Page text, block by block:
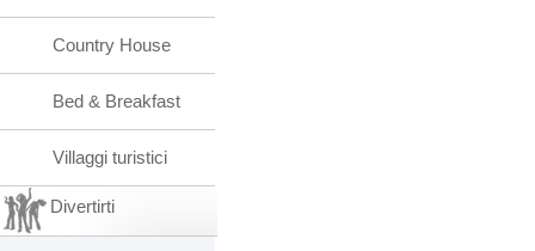
Country House
Bed & Breakfast
Villaggi turistici
Divertirti